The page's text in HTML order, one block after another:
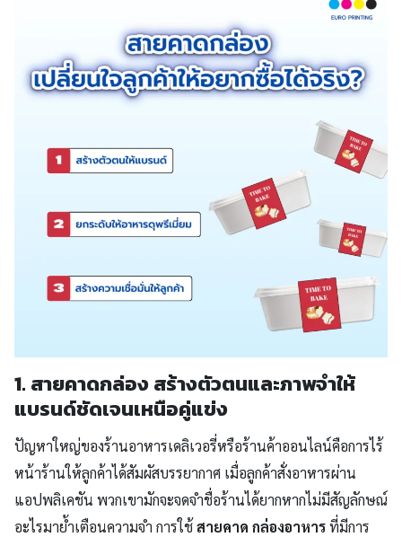
1. สายคาดกล่อง สร้างตัวตนและภาพจำให้
แบรนด์ชัดเจนเหนือคู่แข่ง
ปัญหาใหญ่ของร้านอาหารเดลิเวอรี่หรือร้านค้าออนไลน์คือการไร้
หน้าร้านให้ลูกค้าได้สัมผัสบรรยากาศ เมื่อลูกค้าสั่งอาหารผ่าน
แอปพลิเคชัน พวกเขามักจะจดจำชื่อร้านได้ยากหากไม่มีสัญลักษณ์
อะไรมาย้ำเตือนความจำ การใช้สายคาด กล่องอาหารที่มีการ